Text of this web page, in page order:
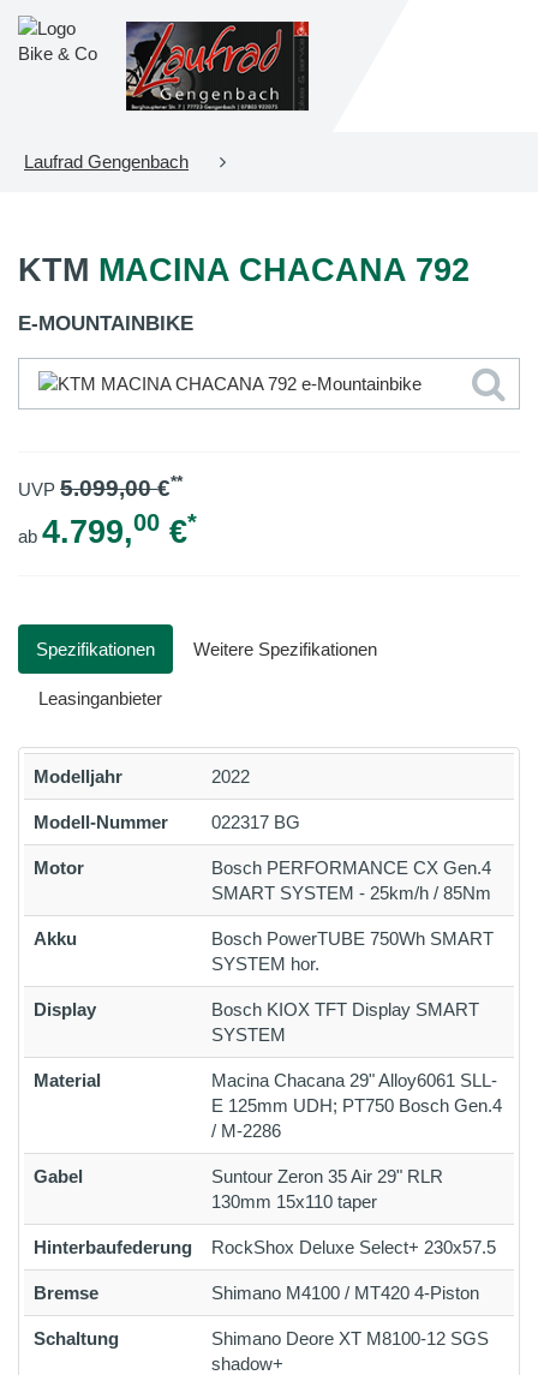
Laufrad Gengenbach
KTM MACINA CHACANA 792
E-MOUNTAINBIKE
UVP 5.099,00€**
ab 4.799,00 €*
Spezifikationen Weitere Spezifikationen
Leasinganbieter
Modelljahr 2022
Modell-Nummer 022317 BG
Motor
Bosch PERFORMANCE CX Gen.4
SMART SYSTEM - 25km/h / 85Nm
Akku
Bosch PowerTUBE 750Wh SMART
SYSTEM hor.
Display
Bosch KIOX TFT Display SMART
SYSTEM
Material
Macina Chacana 29" Alloy6061 SLL-
E 125mm UDH; PT750 Bosch Gen.4
/ M-2286
Gabel
Suntour Zeron 35 Air 29" RLR
130mm 15x110 taper
Hinterbaufederung RockShox Deluxe Select+ 230x57.5
Bremse Shimano M4100 / MT420 4-Piston
Schaltung
Shimano Deore XT M8100-12 SGS
shadow+